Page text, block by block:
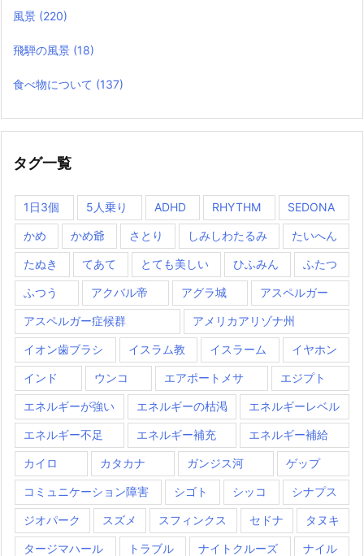
風景 (220)
飛騨の風景 (18)
食べ物について (137)
タグ一覧
1日3個 5人乗り ADHD RHYTHM SEDONA
かめ かめ爺 さとり しみしわたるみ たいへん
たぬき てあて とても美しい ひふみん ふたつ
ふつう アクバル帝 アグラ城 アスペルガー
アスペルガー症候群 アメリカアリゾナ州
イオン歯ブラシ イスラム教 イスラーム イヤホン
インド ウンコ エアポートメサ エジプト
エネルギーが強い エネルギーの枯渇 エネルギーレベル
エネルギー不足 エネルギー補充 エネルギー補給
カイロ カタカナ ガンジス河 ゲップ
コミュニケーション障害 シゴト シッコ シナプス
ジオパーク スズメ スフィンクス セドナ タヌキ
タージマハール トラブル ナイトクルーズ ナイル